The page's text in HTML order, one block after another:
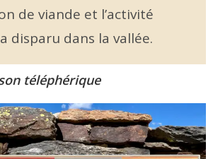
de viande et l’activité
disparu dans la vallée.
téléphérique